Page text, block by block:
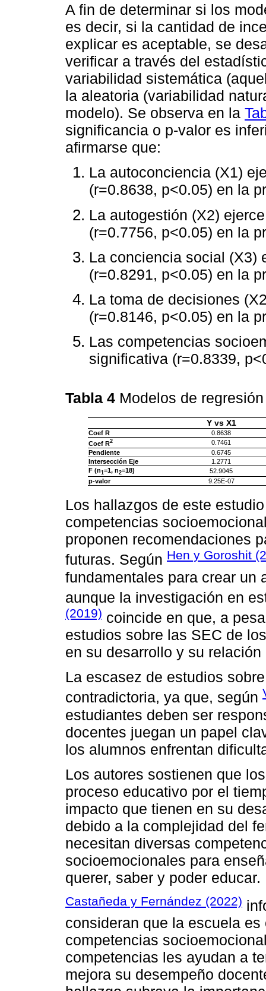
A fin de determinar si los
es decir, si la cantidad de
explicar es aceptable, se
verificar a través del
variabilidad sistemática
la aleatoria (variabilidad
modelo). Se observa en la
significancia o p-valor es
afirmarse que:
La autoconciencia (X1)
(r=0.8638, p<0.05) en la
La autogestión (X2)
(r=0.7756, p<0.05) en la
La conciencia social (X3)
(r=0.8291, p<0.05) en la
La toma de decisiones
(r=0.8146, p<0.05) en la
Las competencias
significativa (r=0.8339,
Tabla 4 Modelos de
Y vs X1
Coef R
0.8638
Coef R2
0.7461
Pendiente
0.6745
Intersección Eje
1.2771
F (n1=1, n2=18)
52.9045
p-valor
9.25E-07
Los hallazgos de este
competencias
proponen recomendaciones
futuras. Según Hen y Goroshit
fundamentales para crear un
aunque la investigación en
(2019) coincide en que, a
estudios sobre las SEC de
en su desarrollo y su
La escasez de estudios
contradictoria, ya que, según
estudiantes deben ser
docentes juegan un papel
los alumnos enfrentan
Los autores sostienen que
proceso educativo por el
impacto que tienen en su
debido a la complejidad del
necesitan diversas
socioemocionales para
querer, saber y poder educar.
Castañeda y Fernández (2022)
consideran que la escuela
competencias
competencias les ayudan a
mejora su desempeño